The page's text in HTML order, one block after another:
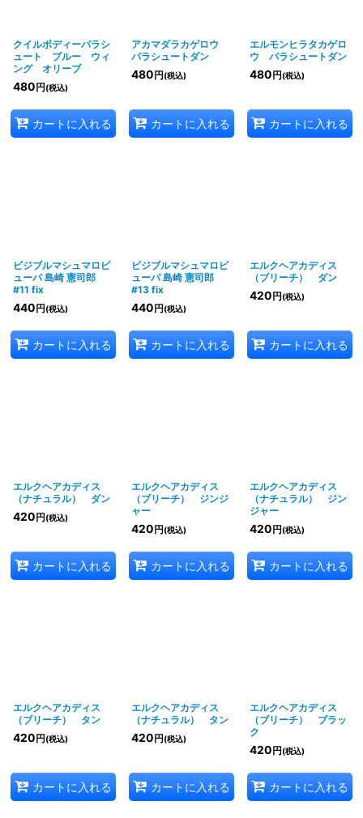
クイルボディーパラシ
ュート ブルー ウィ
ング オリーブ
480 円 (税込)
カートに入れる
アカマダラカゲロウ
パラシュートダン
480 円 (税込)
カートに入れる
エルモンヒラタカゲロ
ウ パラシュートダン
480 円 (税込)
カートに入れる
ビジブルマシュマロピ
ューパ 島崎 憲司郎
#11 fix
440 円 (税込)
カートに入れる
ビジブルマシュマロピ
ューパ 島崎 憲司郎
#13 fix
440 円 (税込)
カートに入れる
エルクヘアカディス
（ブリーチ） ダン
420 円 (税込)
カートに入れる
エルクヘアカディス
（ナチュラル） ダン
420 円 (税込)
カートに入れる
エルクヘアカディス
（ブリーチ） ジンジ
ャー
420 円 (税込)
カートに入れる
エルクヘアカディス
（ナチュラル） ジン
ジャー
420 円 (税込)
カートに入れる
エルクヘアカディス
（ブリーチ） タン
420 円 (税込)
カートに入れる
エルクヘアカディス
（ナチュラル） タン
420 円 (税込)
カートに入れる
エルクヘアカディス
（ブリーチ） ブラッ
ク
420 円 (税込)
カートに入れる